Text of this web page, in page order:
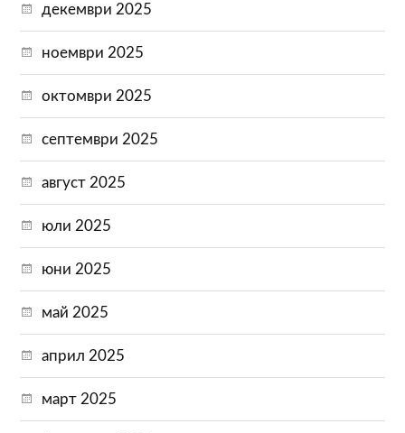
декември 2025
ноември 2025
октомври 2025
септември 2025
август 2025
юли 2025
юни 2025
май 2025
април 2025
март 2025